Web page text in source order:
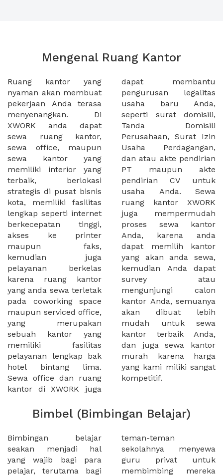
Mengenal Ruang Kantor
Ruang kantor yang
nyaman akan membuat
pekerjaan Anda terasa
menyenangkan. Di
XWORK anda dapat
sewa ruang kantor,
sewa office, maupun
sewa kantor yang
memiliki interior yang
terbaik, berlokasi
strategis di pusat bisnis
kota, memiliki fasilitas
lengkap seperti internet
berkecepatan tinggi,
akses ke printer
maupun faks,
kemudian juga
pelayanan berkelas
karena ruang kantor
yang anda sewa terletak
pada coworking space
maupun serviced office,
yang merupakan
sebuah kantor yang
memiliki fasilitas
pelayanan lengkap bak
hotel bintang lima.
Sewa office dan ruang
kantor di XWORK juga
dapat membantu
pengurusan legalitas
usaha baru Anda,
seperti surat domisili,
Tanda Domisili
Perusahaan, Surat Izin
Usaha Perdagangan,
dan atau akte pendirian
PT maupun akte
pendirian CV untuk
usaha Anda. Sewa
ruang kantor XWORK
juga mempermudah
proses sewa kantor
Anda, karena anda
dapat memilih kantor
yang akan anda sewa,
kemudian Anda dapat
survey atau
mengunjungi calon
kantor Anda, semuanya
akan dibuat lebih
mudah untuk sewa
kantor terbaik Anda,
dan juga sewa kantor
murah karena harga
yang kami miliki sangat
kompetitif.
Bimbel (Bimbingan Belajar)
Bimbingan belajar
seakan menjadi hal
yang wajib bagi para
pelajar, terutama bagi
teman-teman
sekolahnya menyewa
guru privat untuk
membimbing mereka